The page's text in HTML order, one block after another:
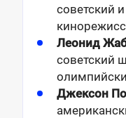
советский
Леонид
советский
Джексон